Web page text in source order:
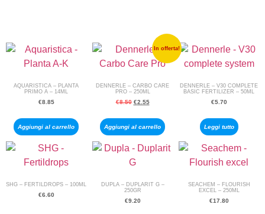
AQUARISTICA – PLANTA
PRIMO A – 14ML
€8.85
Aggiungi al carrello
In offerta!
DENNERLE – CARBO CARE
PRO – 250ML
€8.50 €2.55
Aggiungi al carrello
DENNERLE – V30 COMPLETE
BASIC FERTILIZER – 50ML
€5.70
Leggi tutto
SHG – FERTILDROPS – 100ML
€6.60
DUPLA – DUPLARIT G –
250GR
€9.20
SEACHEM – FLOURISH
EXCEL – 250ML
€17.80